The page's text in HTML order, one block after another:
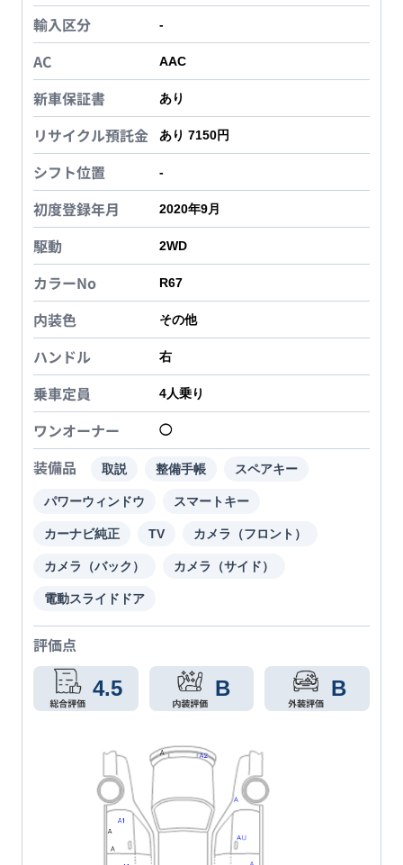
輸入区分 -
AC AAC
新車保証書 あり
リサイクル預託金 あり 7150円
シフト位置 -
初度登録年月 2020年9月
駆動 2WD
カラーNo R67
内装色 その他
ハンドル 右
乗車定員 4人乗り
ワンオーナー ◯
装備品 取説 整備手帳 スペアキー
パワーウィンドウ スマートキー
カーナビ純正 TV カメラ（フロント）
カメラ（バック） カメラ（サイド）
電動スライドドア
評価点
4.5 B B